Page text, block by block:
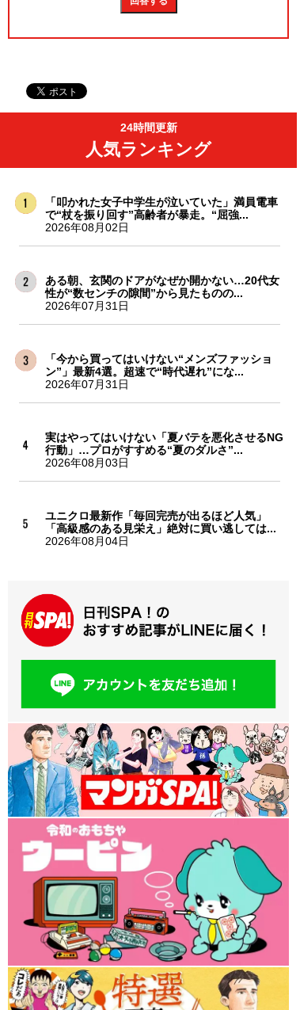
24時間更新
人気ランキング
「叩かれた女子中学生が泣いていた」満員電車
で“杖を振り回す”高齢者が暴走。“屈強...
2026年08月02日
ある朝、玄関のドアがなぜか開かない…20代女
性が“数センチの隙間”から見たものの...
2026年07月31日
「今から買ってはいけない“メンズファッショ
ン”」最新4選。超速で“時代遅れ”にな...
2026年07月31日
実はやってはいけない「夏バテを悪化させるNG
行動」…プロがすすめる“夏のダルさ”...
2026年08月03日
ユニクロ最新作「毎回完売が出るほど人気」
「高級感のある見栄え」絶対に買い逃しては...
2026年08月04日